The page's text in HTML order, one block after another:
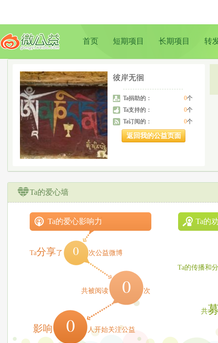
首页 短期项目 长期项目 转
彼岸无徊
0个
Ta捐助的：
0个
Ta支持的：
0个
Ta订阅的：
返回我的公益页面
Ta的爱心墙
Ta的爱心影响力
Ta分享了 0 次公益微博
共被阅读 0 次
影响 0 人开始关注公益
Ta的
Ta的传播和
共